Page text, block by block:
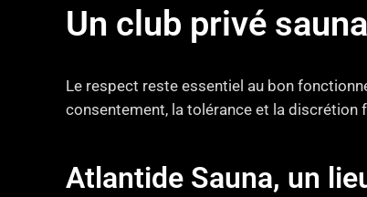
Un club privé
Le respect reste essentiel au bon
consentement, la tolérance et la discrétion
Atlantide Sauna, un